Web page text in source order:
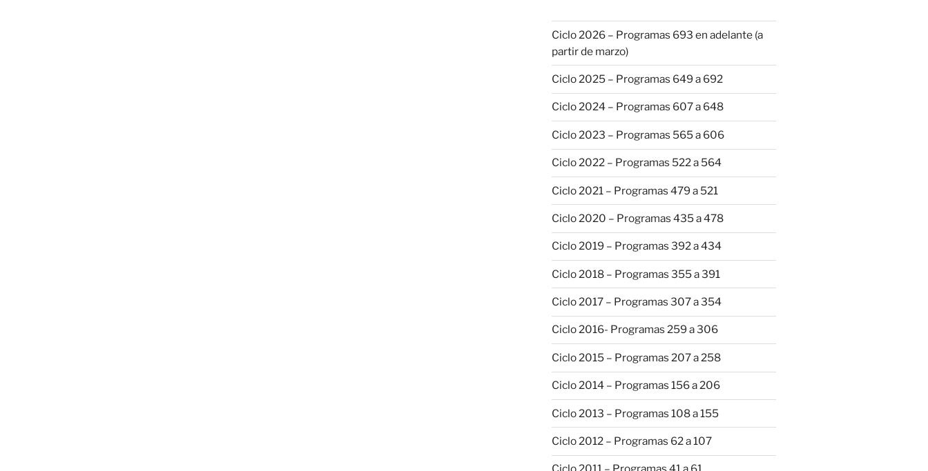
Ciclo 2026 – Programas 693 en adelante (a
partir de marzo)
Ciclo 2025 – Programas 649 a 692
Ciclo 2024 – Programas 607 a 648
Ciclo 2023 – Programas 565 a 606
Ciclo 2022 – Programas 522 a 564
Ciclo 2021 – Programas 479 a 521
Ciclo 2020 – Programas 435 a 478
Ciclo 2019 – Programas 392 a 434
Ciclo 2018 – Programas 355 a 391
Ciclo 2017 – Programas 307 a 354
Ciclo 2016- Programas 259 a 306
Ciclo 2015 – Programas 207 a 258
Ciclo 2014 – Programas 156 a 206
Ciclo 2013 – Programas 108 a 155
Ciclo 2012 – Programas 62 a 107